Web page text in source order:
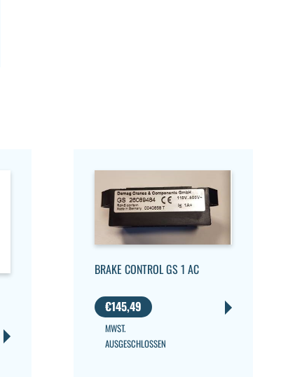
BRAKE CONTROL GS 1 AC
€145,49
MWST.
AUSGESCHLOSSEN